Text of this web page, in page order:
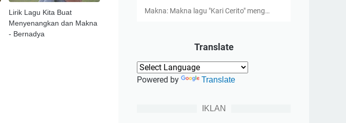
Lirik Lagu Kita Buat
Menyenangkan dan Makna
- Bernadya
Makna: Makna lagu "Kari Cerito" meng…
Translate
Powered by Translate
IKLAN